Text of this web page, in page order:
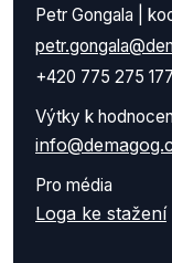
Petr Gongala |
+420 775 275 177
Výtky k
Pro média
Loga ke stažení